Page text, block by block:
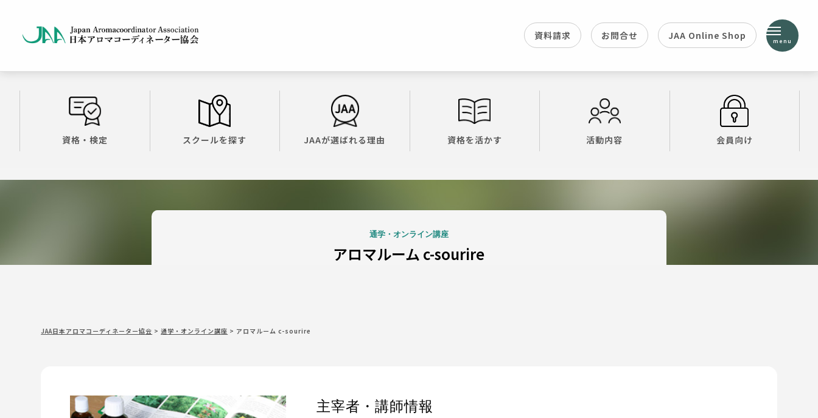
資料請求 お問合せ JAA Online Shop menu
資格・検定 スクールを探す JAAが選ばれる理由 資格を活かす 活動内容 会員向け
通学・オンライン講座
アロマルーム c-sourire
JAA日本アロマコーディネーター協会 >通学・オンライン講座 > アロマルーム c-sourire
主宰者・講師情報